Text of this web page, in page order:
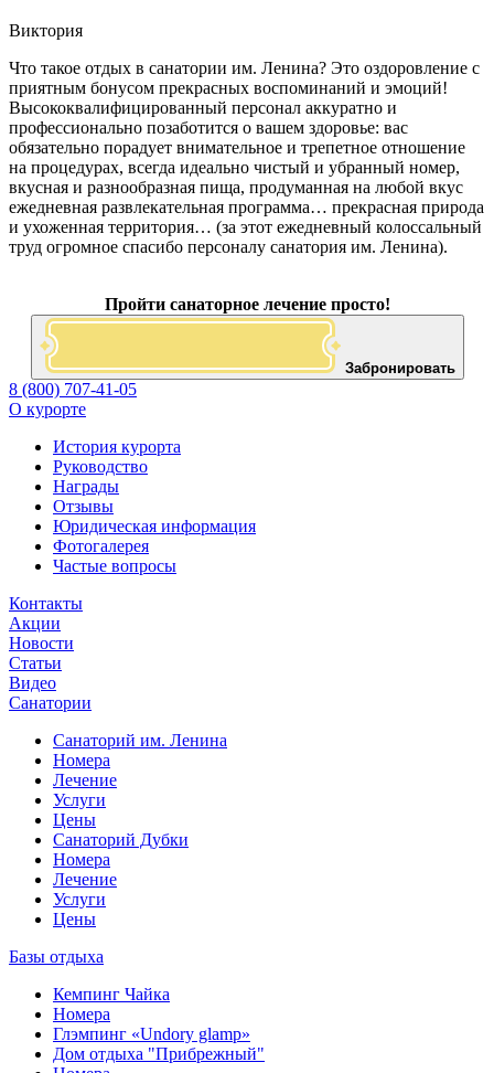
Виктория
Что такое отдых в санатории им. Ленина? Это оздоровление с
приятным бонусом прекрасных воспоминаний и эмоций!
Высококвалифицированный персонал аккуратно и
профессионально позаботится о вашем здоровье: вас
обязательно порадует внимательное и трепетное отношение
на процедурах, всегда идеально чистый и убранный номер,
вкусная и разнообразная пища, продуманная на любой вкус
ежедневная развлекательная программа… прекрасная природа
и ухоженная территория… (за этот ежедневный колоссальный
труд огромное спасибо персоналу санатория им. Ленина).
Пройти санаторное лечение просто!
Забронировать
8 (800) 707-41-05
О курорте
История курорта
Руководство
Награды
Отзывы
Юридическая информация
Фотогалерея
Частые вопросы
Контакты
Акции
Новости
Статьи
Видео
Санатории
Санаторий им. Ленина
Номера
Лечение
Услуги
Цены
Санаторий Дубки
Номера
Лечение
Услуги
Цены
Базы отдыха
Кемпинг Чайка
Номера
Глэмпинг «Undory glamp»
Дом отдыха "Прибрежный"